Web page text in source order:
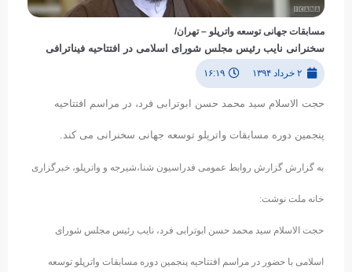
مسابقات جهانی توسعه واترپلو – تهران/
سخنرانی نایب رئیس مجلس شورای اسلامی در افتتاحیه فیناترافی
۲ خرداد ۱۳۹۴ ۱۶:۱۹
حجت الاسلام سید محمد حسن ابوترابی فرد، در مراسم افتتاحیه
پنجمین دوره مسابقات واترپلو توسعه جهانی سخنرانی می کند.
به گزارش گزارش روابط عمومی فدراسیون شنا،شیرجه و واترپلو، خبرگزاری
خانه ملت نوشت:
حجت الاسلام سید محمد حسن ابوترابی فرد، نایب رئیس مجلس شورای
اسلامی با حضور در مراسم افتتاحیه پنجمین دوره مسابقات واترپلو توسعه